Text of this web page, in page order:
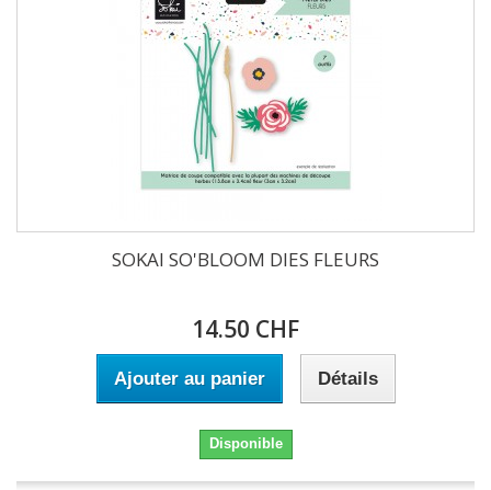
SOKAI SO'BLOOM DIES FLEURS
14.50 CHF
Ajouter au panier Détails
Disponible